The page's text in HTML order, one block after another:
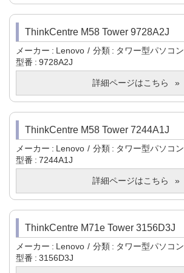
ThinkCentre M58 Tower 9728A2J
メーカー Lenovo 分類
タワー型パソコン
型番
9728A2J
詳細ページはこちら
ThinkCentre M58 Tower 7244A1J
メーカー Lenovo 分類
タワー型パソコン
型番
7244A1J
詳細ページはこちら
ThinkCentre M71e Tower 3156D3J
メーカー Lenovo 分類
タワー型パソコン
型番
3156D3J